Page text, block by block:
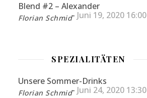
Blend #2 – Alexander
- Juni 19, 2020 16:00
Florian Schmid
SPEZIALITÄTEN
Unsere Sommer-Drinks
- Juni 24, 2020 13:30
Florian Schmid